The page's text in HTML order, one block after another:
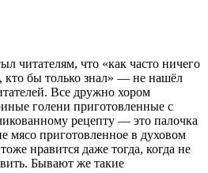
читателям, что «как часто ничего
кто бы только знал» — не нашёл
Все дружно хором
голени приготовленные с
рецепту — это палочка
приготовленное в духовом
нравится даже тогда, когда не
Бывают же такие